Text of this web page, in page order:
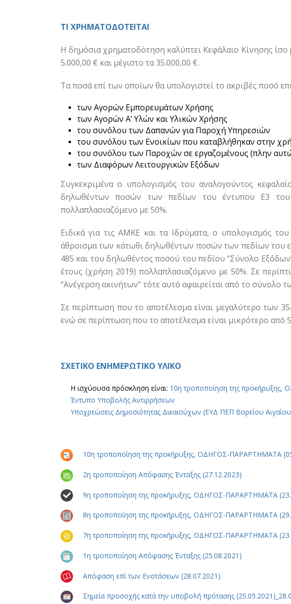
ΤΙ ΧΡΗΜΑΤΟΔΟΤΕΙΤΑΙ
Η δημόσια χρηματοδότηση καλύπτει Κεφάλαιο Κίνησης
5.000,00 € και μέγιστο τα 35.000,00 €.
Τα ποσά επί των οποίων θα υπολογιστεί το ακριβές ποσό
των Αγορών Εμπορευμάτων Χρήσης
των Αγορών Α’ Υλών και Υλικών Χρήσης
του συνόλου των Δαπανών για Παροχή Υπηρεσιών
του συνόλου των Ενοικίων που καταβλήθηκαν στην
του συνόλου των Παροχών σε εργαζομένους (πλην
των Διαφόρων Λειτουργικών Εξόδων
Συγκεκριμένα ο υπολογισμός του αναλογούντος
δηλωθέντων ποσών των πεδίων του έντυπου Ε3
πολλαπλασιαζόμενο με 50%.
Ειδικά για τις ΑΜΚΕ και ταΙδρύματα, ο υπολογισμός
άθροισμα των κάτωθι δηλωθέντων ποσών των πεδίων του
485 και του δηλωθέντος ποσού του πεδίου ‘‘Σύνολο
έτους (χρήση 2019) πολλαπλασιαζόμενο με 50%. Σε
‘‘Ανέγερση ακινήτων’’ τότε αυτό αφαιρείται από το
Σε περίπτωση που το αποτέλεσμα είναι μεγαλύτερο των
ενώ σε περίπτωση που το αποτέλεσμα είναι μικρότερο από
ΣΧΕΤΙΚΟ ΕΝΗΜΕΡΩΤΙΚΟ ΥΛΙΚΟ
Η ισχύουσα πρόσκληση είναι: 10η τροποποίηση της
Έντυπο Υποβολής Αντιρρήσεων
Υποχρεώσεις Δημοσιότητας Δικαιούχων (ΕΥΔ ΠΕΠ Βορείου
10η τροποποίηση της προκήρυξης, ΟΔΗΓΟΣ-ΠΑΡΑΡΤΗΜΑΤΑ
2η τροποποίηση Απόφασης Ένταξης (27.12.2023)
9η τροποποίηση της προκήρυξης, ΟΔΗΓΟΣ-ΠΑΡΑΡΤΗΜΑΤΑ
8η τροποποίηση της προκήρυξης, ΟΔΗΓΟΣ-ΠΑΡΑΡΤΗΜΑΤΑ
7η τροποποίηση της προκήρυξης, ΟΔΗΓΟΣ-ΠΑΡΑΡΤΗΜΑΤΑ
1η τροποποίηση Απόφασης Ένταξης (25.08.2021)
Απόφαση επί των Ενστάσεων (28.07.2021)
Σημεία προσοχής κατά την υποβολή πρότασης